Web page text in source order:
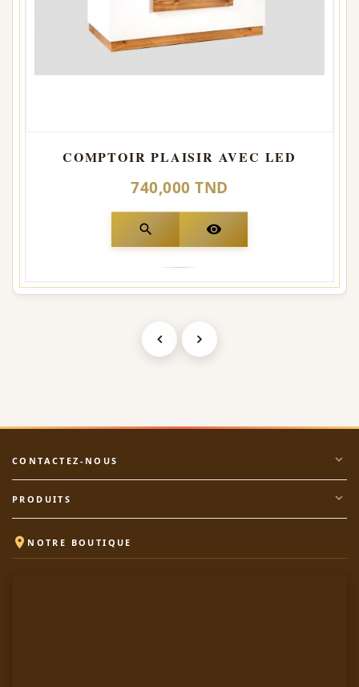
COMPTOIR PLAISIR AVEC LED
740,000 TND
search visibility
CONTACTEZ-NOUS expand_more
PRODUITS expand_more
 NOTRE BOUTIQUE